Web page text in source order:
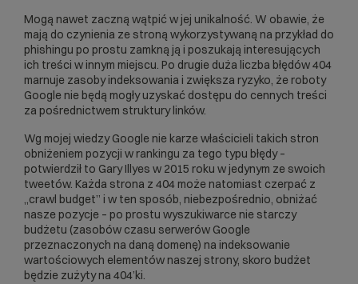
Mogą nawet zaczną wątpić w jej unikalność. W obawie, że
mają do czynienia ze stroną wykorzystywaną na przykład do
phishingu po prostu zamkną ją i poszukają interesujących
ich treści w innym miejscu. Po drugie duża liczba błędów 404
marnuje zasoby indeksowania i zwiększa ryzyko, że roboty
Google nie będą mogły uzyskać dostępu do cennych treści
za pośrednictwem struktury linków.
Wg mojej wiedzy Google nie karze właścicieli takich stron
obniżeniem pozycji w rankingu za tego typu błędy –
potwierdził to Gary Illyes w 2015 roku w jedynym ze swoich
tweetów. Każda strona z 404 może natomiast czerpać z
„crawl budget” i w ten sposób, niebezpośrednio, obniżać
nasze pozycje – po prostu wyszukiwarce nie starczy
budżetu (zasobów czasu serwerów Google
przeznaczonych na daną domenę) na indeksowanie
wartościowych elementów naszej strony, skoro budżet
będzie zużyty na 404’ki.